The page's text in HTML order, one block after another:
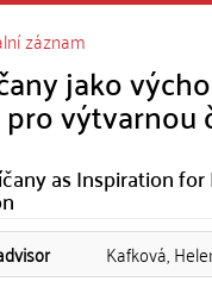
záznam
jako
výtvarnou
as Inspiration
Kafková,